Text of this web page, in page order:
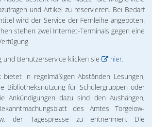
Wohnen
Torgelower Stadtfilm
Europäischer Fonds für regionale
09.12.2026 Weihnachtskonzert
und Artikel zu reservieren. Bei Bedarf
wird der Service der Fernleihe angeboten.
stehen zwei Internet-Terminals gegen eine
und Benutzerservice klicken sie
hier.
bietet in regelmäßigen Abständen Lesungen,
Bibliotheksnutzung für Schülergruppen oder
Ankündigungen dazu sind den Aushängen,
des Amtes Torgelow-
der Tagespresse zu entnehmen. Die